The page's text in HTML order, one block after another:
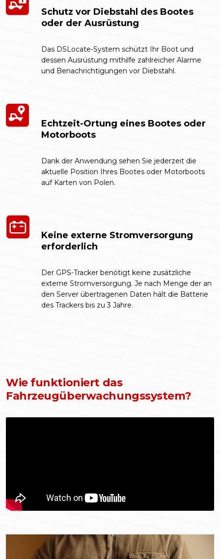
Schutz vor Diebstahl des Bootes
oder der Ausrüstung
Das DSLocate-System schützt Ihr Boot und
dessen Ausrüstung mithilfe zahlreicher Alarme
und Benachrichtigungen vor Diebstahl.
Echtzeit-Ortung eines Bootes oder
Motorboots
Dank der Anwendung sehen Sie jederzeit die
aktuelle Position Ihres Bootes oder Motorboots
auf Karten von Polen.
Keine externe Stromversorgung
erforderlich
Der GPS-Tracker benötigt keine zusätzliche
externe Stromversorgung. Je nach Menge der an
den Server übertragenen Daten hält die Batterie
des Trackers bis zu 3 Jahre.
Wie funktioniert das
Fahrzeugüberwachungssystem?